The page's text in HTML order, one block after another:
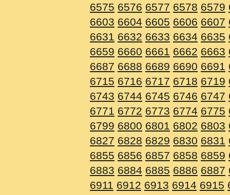
6575 6576 6577 6578 6579
6603 6604 6605 6606 6607
6631 6632 6633 6634 6635
6659 6660 6661 6662 6663
6687 6688 6689 6690 6691
6715 6716 6717 6718 6719
6743 6744 6745 6746 6747
6771 6772 6773 6774 6775
6799 6800 6801 6802 6803
6827 6828 6829 6830 6831
6855 6856 6857 6858 6859
6883 6884 6885 6886 6887
6911 6912 6913 6914 6915